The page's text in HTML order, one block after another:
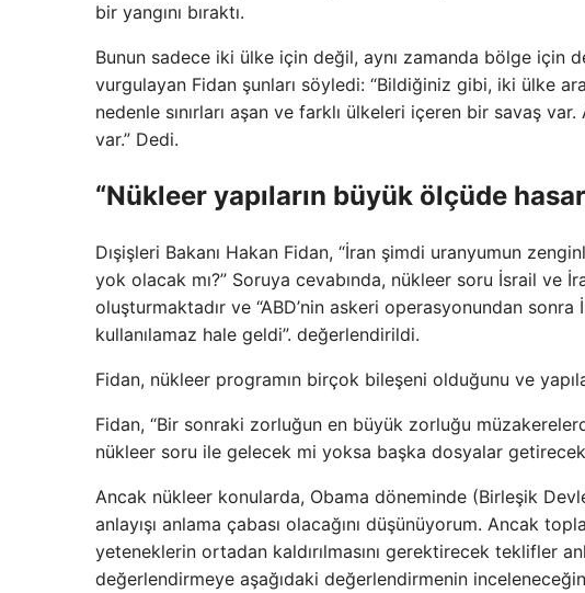
bir yangını bıraktı.
Bunun sadece iki ülke için değil, aynı zamanda bölge için
vurgulayan Fidan şunları söyledi: “Bildiğiniz gibi, iki ülke
nedenle sınırları aşan ve farklı ülkeleri içeren bir savaş
var.” Dedi.
“Nükleer yapıların büyük ölçüde
Dışişleri Bakanı Hakan Fidan, “İran şimdi uranyumun
yok olacak mı?” Soruya cevabında, nükleer soru İsrail ve
oluşturmaktadır ve “ABD’nin askeri operasyonundan
kullanılamaz hale geldi”. değerlendirildi.
Fidan, nükleer programın birçok bileşeni olduğunu ve
Fidan, “Bir sonraki zorluğun en büyük zorluğu
nükleer soru ile gelecek mi yoksa başka dosyalar
Ancak nükleer konularda, Obama döneminde (Birleşik
anlayışı anlama çabası olacağını düşünüyorum. Ancak
yeteneklerin ortadan kaldırılmasını gerektirecek teklifler
değerlendirmeye aşağıdaki değerlendirmenin